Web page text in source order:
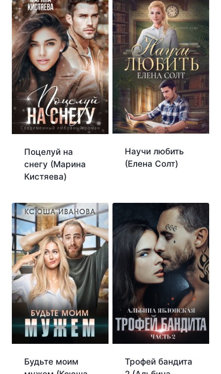
Поцелуй на
снегу (Марина
Кистяева)
Научи любить
(Елена Солт)
Будьте моим
Трофей бандита